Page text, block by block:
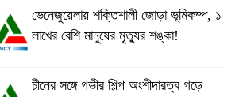
ভেনেজুয়েলায় শক্তিশালী জোড়া ভূমিকম্প, ১
লাখের বেশি মানুষের মৃত্যুর শঙ্কা!
চীনের সঙ্গে গভীর শিল্প অংশীদারত্ব গড়ে